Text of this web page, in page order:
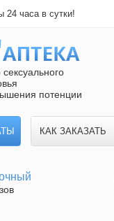
24 часа в сутки!
потенции
КАК ЗАКАЗАТЬ